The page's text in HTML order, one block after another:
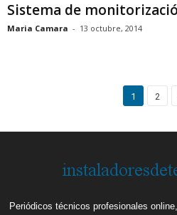
Sistema de
Maria Camara - 13 octubre, 2014
1 2
Periódicos técnicos profesionales